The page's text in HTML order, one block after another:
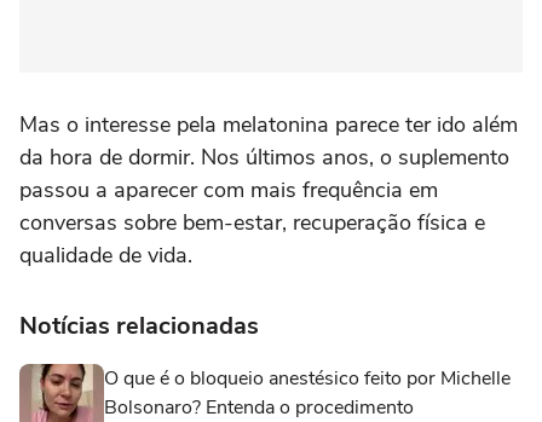
Mas o interesse pela melatonina parece ter ido além
da hora de dormir. Nos últimos anos, o suplemento
passou a aparecer com mais frequência em
conversas sobre bem-estar, recuperação física e
qualidade de vida.
Notícias relacionadas
O que é o bloqueio anestésico feito por Michelle
Bolsonaro? Entenda o procedimento